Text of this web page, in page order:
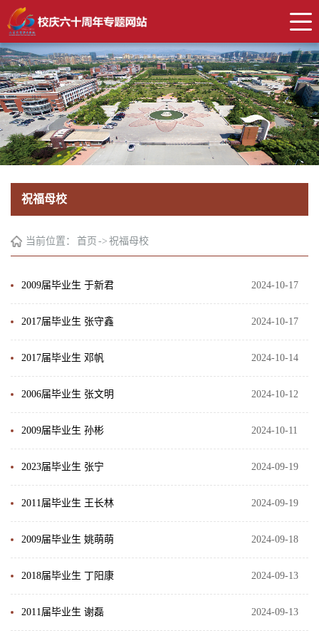
祝福母校
当前位置： 首页 -> 祝福母校
2024-10-17
2009届毕业生 于新君
2024-10-17
2017届毕业生 张守鑫
2024-10-14
2017届毕业生 邓帆
2024-10-12
2006届毕业生 张文明
2024-10-11
2009届毕业生 孙彬
2024-09-19
2023届毕业生 张宁
2024-09-19
2011届毕业生 王长林
2024-09-18
2009届毕业生 姚萌萌
2024-09-13
2018届毕业生 丁阳康
2024-09-13
2011届毕业生 谢磊